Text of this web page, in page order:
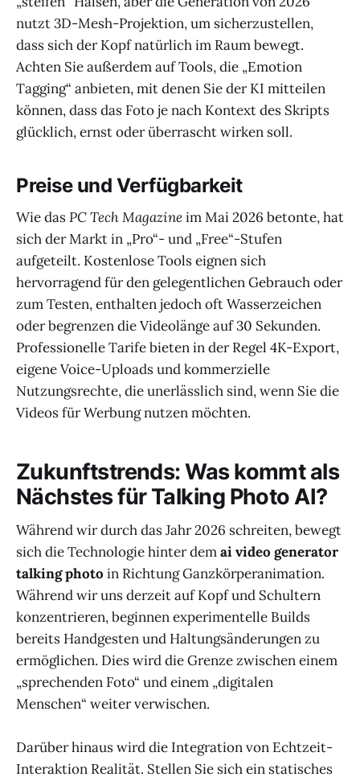
nutzt 3D-Mesh-Projektion, um sicherzustellen,
dass sich der Kopf natürlich im Raum bewegt.
Achten Sie außerdem auf Tools, die „Emotion
Tagging“ anbieten, mit denen Sie der KI mitteilen
können, dass das Foto je nach Kontext des Skripts
glücklich, ernst oder überrascht wirken soll.
Preise und Verfügbarkeit
Wie dasPC Tech Magazineim Mai 2026 betonte, hat
sich der Markt in „Pro“- und „Free“-Stufen
aufgeteilt. Kostenlose Tools eignen sich
hervorragend für den gelegentlichen Gebrauch oder
zum Testen, enthalten jedoch oft Wasserzeichen
oder begrenzen die Videolänge auf 30 Sekunden.
Professionelle Tarife bieten in der Regel 4K-Export,
eigene Voice-Uploads und kommerzielle
Nutzungsrechte, die unerlässlich sind, wenn Sie die
Videos für Werbung nutzen möchten.
Zukunftstrends: Was kommt als
Nächstes für Talking Photo AI?
Während wir durch das Jahr 2026 schreiten, bewegt
sich die Technologie hinter demai video generator
talking photo in Richtung Ganzkörperanimation.
Während wir uns derzeit auf Kopf und Schultern
konzentrieren, beginnen experimentelle Builds
bereits Handgesten und Haltungsänderungen zu
ermöglichen. Dies wird die Grenze zwischen einem
„sprechenden Foto“ und einem „digitalen
Menschen“ weiter verwischen.
Darüber hinaus wird die Integration von Echtzeit-
Interaktion Realität. Stellen Sie sich ein statisches